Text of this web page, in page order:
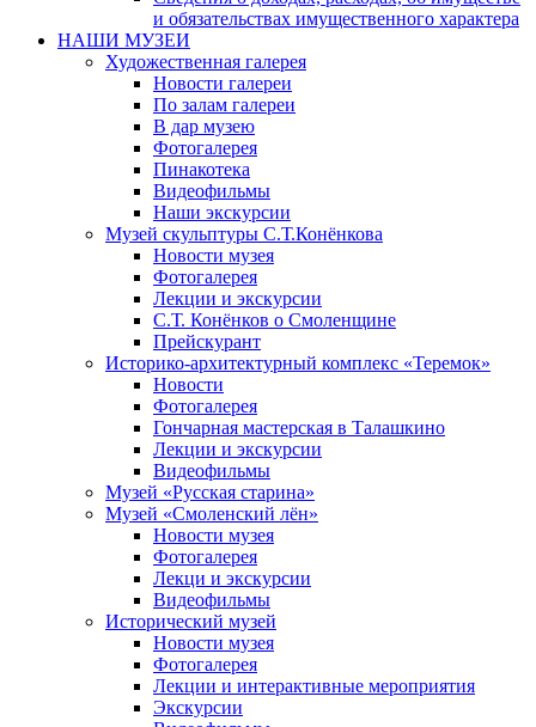
и обязательствах имущественного характера
НАШИ МУЗЕИ
Художественная галерея
Новости галереи
По залам галереи
В дар музею
Фотогалерея
Пинакотека
Видеофильмы
Наши экскурсии
Музей скульптуры С.Т.Конёнкова
Новости музея
Фотогалерея
Лекции и экскурсии
С.Т. Конёнков о Смоленщине
Прейскурант
Историко-архитектурный комплекс «Теремок»
Новости
Фотогалерея
Гончарная мастерская в Талашкино
Лекции и экскурсии
Видеофильмы
Музей «Русская старина»
Музей «Смоленский лён»
Новости музея
Фотогалерея
Лекци и экскурсии
Видеофильмы
Исторический музей
Новости музея
Фотогалерея
Лекции и интерактивные мероприятия
Экскурсии